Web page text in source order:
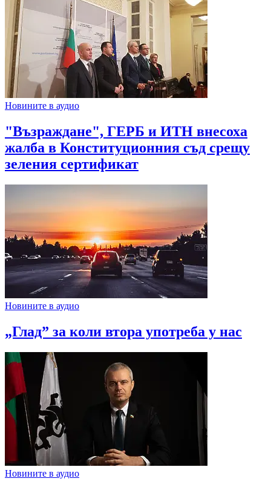
Новините в аудио
"Възраждане", ГЕРБ и ИТН внесоха
жалба в Конституционния съд срещу
зеления сертификат
Новините в аудио
„Глад” за коли втора употреба у нас
Новините в аудио